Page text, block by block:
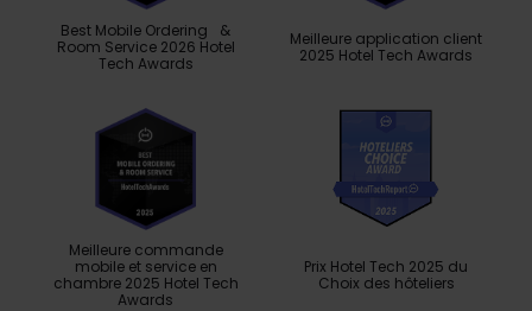
Best Mobile Ordering &
Room Service 2026 Hotel
Tech Awards
Meilleure application client
2025 Hotel Tech Awards
Meilleure commande
mobile et service en
chambre 2025 Hotel Tech
Awards
Prix ​​Hotel Tech 2025 du
Choix des hôteliers